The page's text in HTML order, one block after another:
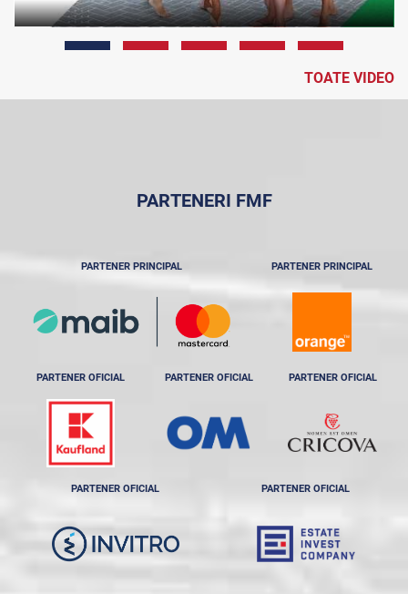
TOATE VIDEO
PARTENERI FMF
PARTENER PRINCIPAL PARTENER PRINCIPAL
PARTENER OFICIAL PARTENER OFICIAL PARTENER OFICIAL
PARTENER OFICIAL PARTENER OFICIAL